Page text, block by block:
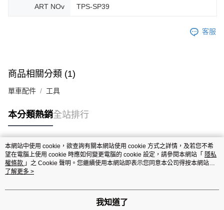
ART NOv TPS-SP39
客服
商品相關分類 (1)
單車配件 工具
本分類熱銷全站排行
熱門標籤
本網站中使用 cookie，欲查詢有關本網站使用 cookie 方式之詳情，及若您不希
望在電腦上使用 cookie 時應如何變更電腦的 cookie 設定，請參閱本網站「 隱私
權條款 」之 Cookie 聲明。您繼續使用本網站即表示您同意本公司得按本網站使
用條款之 Cookie 聲明使用 cookie。
了解更多 >
我知道了